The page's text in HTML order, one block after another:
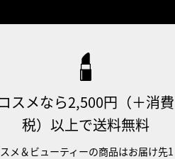
コスメなら2,500円（＋消費
税）以上で送料無料
メ＆ビューティーの商品はお届け先1